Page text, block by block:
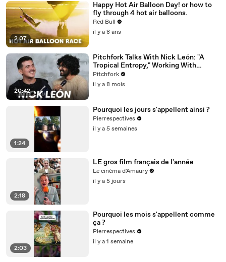
2:07
Happy Hot Air Balloon Day! or how to
fly through 4 hot air balloons.
Red Bull
il y a 8 ans
20:42
Pitchfork Talks With Nick León: "A
Tropical Entropy," Working With
Rosalía & Going Solo
Pitchfork
il y a 8 mois
1:24
Pourquoi les jours s'appellent ainsi ?
Pierrespectives
il y a 5 semaines
2:18
LE gros film français de l'année
Le cinéma d'Amaury
il y a 5 jours
2:03
Pourquoi les mois s'appellent comme
ça ?
Pierrespectives
il y a 1 semaine